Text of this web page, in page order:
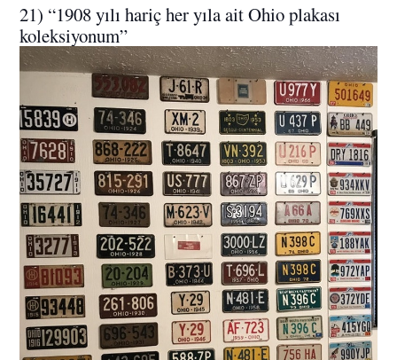
21) “1908 yılı hariç her yıla ait Ohio plakası
koleksiyonum”